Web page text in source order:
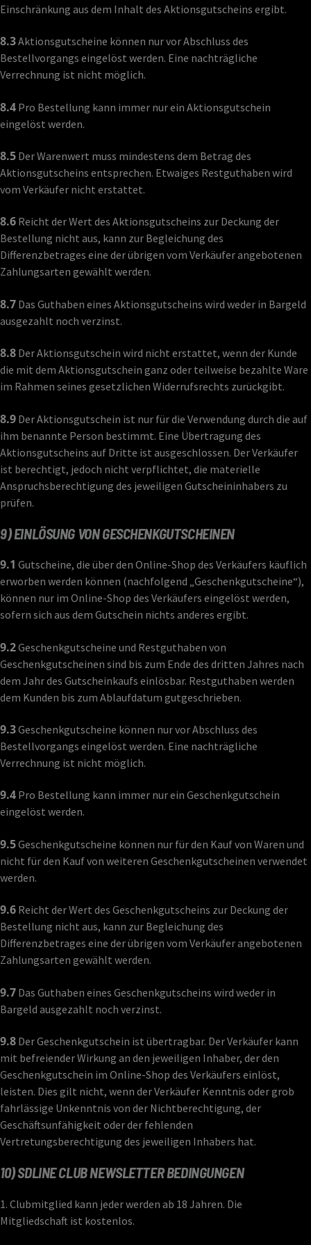
Einschränkung aus dem Inhalt des Aktionsgutscheins ergibt.
8.3Aktionsgutscheine können nur vor Abschluss des
Bestellvorgangs eingelöst werden. Eine nachträgliche
Verrechnung ist nicht möglich.
8.4 Pro Bestellung kann immer nur ein Aktionsgutschein
eingelöst werden.
8.5 Der Warenwert muss mindestens dem Betrag des
Aktionsgutscheins entsprechen. Etwaiges Restguthaben wird
vom Verkäufer nicht erstattet.
8.6 Reicht der Wert des Aktionsgutscheins zur Deckung der
Bestellung nicht aus, kann zur Begleichung des
Differenzbetrages eine der übrigen vom Verkäufer angebotenen
Zahlungsarten gewählt werden.
8.7 Das Guthaben eines Aktionsgutscheins wird weder in Bargeld
ausgezahlt noch verzinst.
8.8 Der Aktionsgutschein wird nicht erstattet, wenn der Kunde
die mit dem Aktionsgutschein ganz oder teilweise bezahlte Ware
im Rahmen seines gesetzlichen Widerrufsrechts zurückgibt.
8.9 Der Aktionsgutschein ist nur für die Verwendung durch die auf
ihm benannte Person bestimmt. Eine Übertragung des
Aktionsgutscheins auf Dritte ist ausgeschlossen. Der Verkäufer
ist berechtigt, jedoch nicht verpflichtet, die materielle
Anspruchsberechtigung des jeweiligen Gutscheininhabers zu
prüfen.
9) EINLÖSUNG VON GESCHENKGUTSCHEINEN
9.1 Gutscheine, die über den Online-Shop des Verkäufers käuflich
erworben werden können (nachfolgend „Geschenkgutscheine“),
können nur im Online-Shop des Verkäufers eingelöst werden,
sofern sich aus dem Gutschein nichts anderes ergibt.
9.2Geschenkgutscheine und Restguthaben von
Geschenkgutscheinen sind bis zum Ende des dritten Jahres nach
dem Jahr des Gutscheinkaufs einlösbar. Restguthaben werden
dem Kunden bis zum Ablaufdatum gutgeschrieben.
9.3Geschenkgutscheine können nur vor Abschluss des
Bestellvorgangs eingelöst werden. Eine nachträgliche
Verrechnung ist nicht möglich.
9.4 Pro Bestellung kann immer nur ein Geschenkgutschein
eingelöst werden.
9.5Geschenkgutscheine können nur für den Kauf von Waren und
nicht für den Kauf von weiteren Geschenkgutscheinen verwendet
werden.
9.6 Reicht der Wert des Geschenkgutscheins zur Deckung der
Bestellung nicht aus, kann zur Begleichung des
Differenzbetrages eine der übrigen vom Verkäufer angebotenen
Zahlungsarten gewählt werden.
9.7 Das Guthaben eines Geschenkgutscheins wird weder in
Bargeld ausgezahlt noch verzinst.
9.8 Der Geschenkgutschein ist übertragbar. Der Verkäufer kann
mit befreiender Wirkung an den jeweiligen Inhaber, der den
Geschenkgutschein im Online-Shop des Verkäufers einlöst,
leisten. Dies gilt nicht, wenn der Verkäufer Kenntnis oder grob
fahrlässige Unkenntnis von der Nichtberechtigung, der
Geschäftsunfähigkeit oder der fehlenden
Vertretungsberechtigung des jeweiligen Inhabers hat.
10) SDLINE CLUB NEWSLETTER BEDINGUNGEN
1. Clubmitglied kann jeder werden ab 18 Jahren. Die
Mitgliedschaft ist kostenlos.